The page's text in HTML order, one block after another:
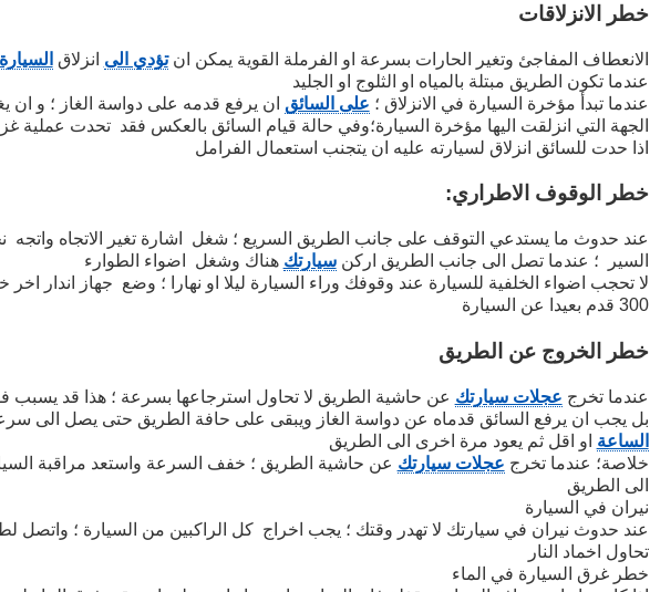
خطر الانزلاقات
الانعطاف المفاجئ وتغير الحارات بسرعة او الفرملة القوية يمكن انتؤدي الى انزلاق السيارة
عندما تكون الطريق مبتلة بالمياه او الثلوج او الجليد
عندما تبدأ مؤخرة السيارة في الانزلاق ؛ على السائق ان يرفع قدمه على دواسة الغاز ؛ و ان
الجهة التي انزلقت اليها مؤخرة السيارة؛وفي حالة قيام السائق بالعكس فقد تحدت عملية
اذا حدت للسائق انزلاق لسيارته عليه ان يتجنب استعمال الفرامل
خطر الوقوف الاطراري:
عند حدوث ما يستدعي التوقف على جانب الطريق السريع ؛ شغل اشارة تغير الاتجاه واتجه
السير ؛ عندما تصل الى جانب الطريق اركنسيارتك هناك وشغل اضواء الطوارء
لا تحجب اضواء الخلفية للسيارة عند وقوفك وراء السيارة ليلا او نهارا ؛ وضع جهاز اندار
300 قدم بعيدا عن السيارة
خطر الخروج عن الطريق
عندما تخرج عجلات سيارتك عن حاشية الطريق لا تحاول استرجاعها بسرعة ؛ هذا قد يسبب
بل يجب ان يرفع السائق قدماه عن دواسة الغاز ويبقى على حافة الطريق حتى يصل الى سرعة 25
الساعة او اقل ثم يعود مرة اخرى الى الطريق
خلاصة؛ عندما تخرج عجلات سيارتك عن حاشية الطريق ؛ خفف السرعة واستعد مراقبة
الى الطريق
نيران في السيارة
عند حدوث نيران في سيارتك لا تهدر وقتك ؛ يجب اخراج كل الراكبين من السيارة ؛ واتصل
تحاول اخماد النار
خطر غرق السيارة في الماء